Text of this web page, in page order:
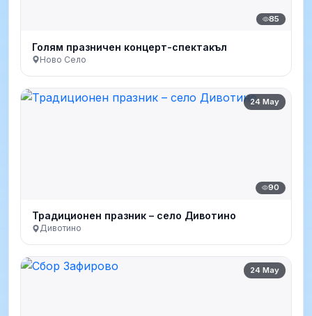
85
Голям празничен концерт-спектакъл
Ново Село
24 May
90
Традиционен празник – село Дивотино
Дивотино
24 May